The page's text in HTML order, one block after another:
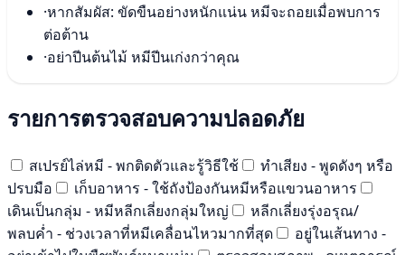
·หากสัมผัส: ขัดขืนอย่างหนักแน่น หมีจะถอยเมื่อพบการ
ต่อต้าน
·อย่าปีนต้นไม้ หมีปีนเก่งกว่าคุณ
รายการตรวจสอบความปลอดภัย
สเปรย์ไล่หมี - พกติดตัวและรู้วิธีใช้
ทำเสียง - พูดดังๆ หรือ
ปรบมือ
เก็บอาหาร - ใช้ถังป้องกันหมีหรือแขวนอาหาร
เดินเป็นกลุ่ม - หมีหลีกเลี่ยงกลุ่มใหญ่
หลีกเลี่ยงรุ่งอรุณ/
พลบค่ำ - ช่วงเวลาที่หมีเคลื่อนไหวมากที่สุด
อยู่ในเส้นทาง -